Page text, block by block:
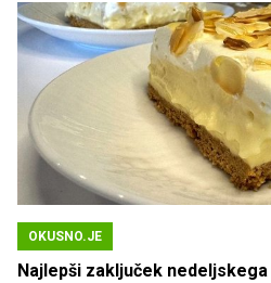
OKUSNO.JE
Najlepši zaključek